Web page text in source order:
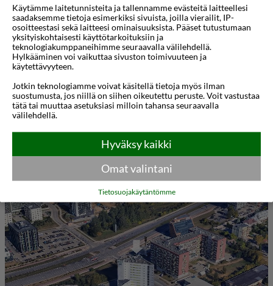
Vilnan vanhasta kaupungista. Hotelli on ympäröity
vihreydellä, mikä tekee siitä rentouttavan
tukikohdan sekä liikematkailijoille että
lomamatkailijoille. Vierailla on helppo pääsy
ostoskeskuksiin ja julkiseen liikenteeseen.
tilavia, joissa on nykyaikainen sisustus ja suuret
ikkunat. Jokaisessa huoneessa on taulutelevisio,
työpöytä, ilmainen Wi-Fi ja oma kylpyhuone
ilmaisilla hygieniatuotteilla. Perhehuoneita ja
esteettömiä vaihtoehtoja on saatavilla eri
tarpeiden täyttämiseksi.
Hotellin ravintola tarjoaa erilaisia eurooppalaisia
ruokia, ja aamiaisbuffet tarjotaan joka aamu.
3D-animaatio
Käytämme laitetunnisteita ja tallennamme evästeitä laitteellesi
saadaksemme tietoja esimerkiksi sivuista, joilla vierailit, IP-
osoitteestasi sekä laitteesi ominaisuuksista. Pääset tutustumaan
yksityiskohtaisesti käyttötarkoituksiin ja
teknologiakumppaneihimme seuraavalla välilehdellä.
Hylkääminen voi vaikuttaa sivuston toimivuuteen ja
käytettävyyteen.
Jotkin teknologiamme voivat käsitellä tietoja myös ilman
suostumusta, jos niillä on siihen oikeutettu peruste. Voit vastustaa
tätä tai muuttaa asetuksiasi milloin tahansa seuraavalla
välilehdellä.
Hyväksy kaikki
Omat valintani
Tietosuojakäytäntömme